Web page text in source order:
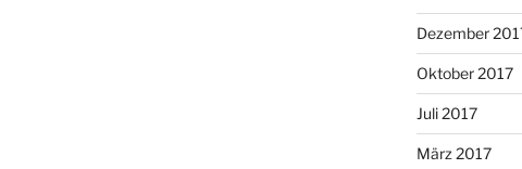
Dezember
Oktober 2017
Juli 2017
März 2017